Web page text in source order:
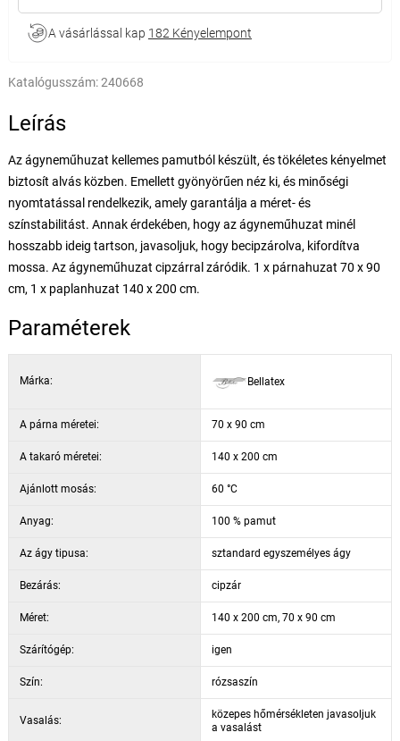
A vásárlással kap 182 Kényelempont
Katalógusszám:240668
Leírás
Az ágyneműhuzat kellemes pamutból készült, és tökéletes kényelmet
biztosít alvás közben. Emellett gyönyörűen néz ki, és minőségi
nyomtatással rendelkezik, amely garantálja a méret- és
színstabilitást. Annak érdekében, hogy az ágyneműhuzat minél
hosszabb ideig tartson, javasoljuk, hogy becipzárolva, kifordítva
mossa. Az ágyneműhuzat cipzárral záródik. 1 x párnahuzat 70 x 90
cm, 1 x paplanhuzat 140 x 200 cm.
Paraméterek
Márka: Bellatex
A párna méretei: 70 x 90 cm
A takaró méretei: 140 x 200 cm
Ajánlott mosás: 60 °C
Anyag: 100 % pamut
Az ágy tipusa: sztandard egyszemélyes ágy
Bezárás: cipzár
Méret: 140 x 200 cm, 70 x 90 cm
Szárítógép: igen
Szín: rózsaszín
Vasalás:
közepes hőmérsékleten javasoljuk
a vasalást